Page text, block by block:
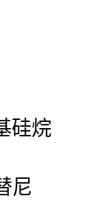
硅烷
尼